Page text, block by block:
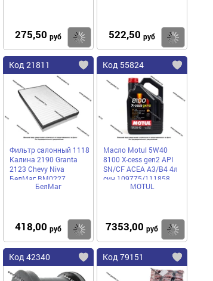
275,50 руб Купить
522,50 руб
Код 21811
Фильтр салонный 1118
Калина 2190 Granta
2123 Chevy Niva
БелМаг BM0227
БелМаг
418,00 руб Купить
Код 55824
Масло Motul 5W40
8100 X-cess gen2 API
SN/CF ACEA A3/B4 4л
син 109775/111858
MOTUL
7353,00 руб
Код 42340 Код 79151